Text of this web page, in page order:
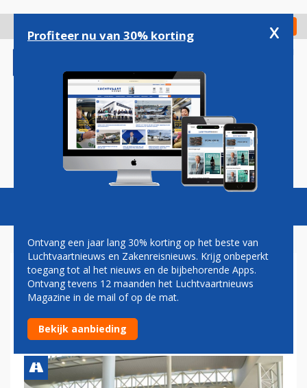
gaan
Check in
Magazine Podcasts Vacatures
MEER DAN 2 MILJOEN
REIZIGERS VOOR BRUSSELS
AIRPORT IN SEPTEMBER
Profiteer nu van 30% korting x
Ontvang een jaar lang 30% korting op het beste van
Luchtvaartnieuws en Zakenreisnieuws. Krijg onbeperkt
toegang tot al het nieuws en de bijbehorende Apps.
Ontvang tevens 12 maanden het Luchtvaartnieuws
Magazine in de mail of op de mat.
Bekijk aanbieding